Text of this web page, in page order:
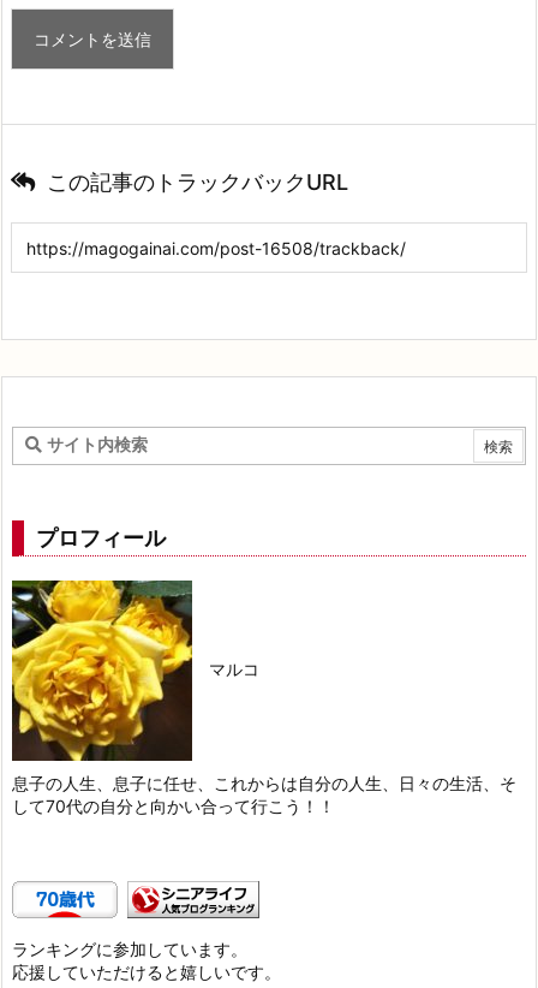
この記事のトラックバックURL
プロフィール
マルコ
息子の人生、息子に任せ、これからは自分の人生、日々の生活、そ
して70代の自分と向かい合って行こう！！
ランキングに参加しています。
応援していただけると嬉しいです。